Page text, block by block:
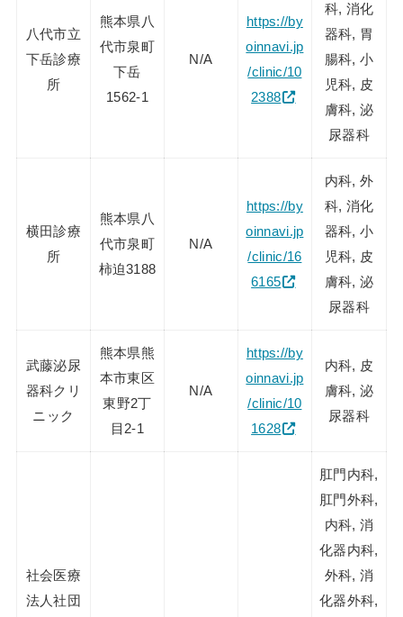
八代市立
下岳診療
所
熊本県八
代市泉町
下岳
1562-1
N/A
https://by
oinnavi.jp
/clinic/10
2388
科, 消化
器科, 胃
腸科, 小
児科, 皮
膚科, 泌
尿器科
横田診療
所
熊本県八
代市泉町
柿迫3188
N/A
https://by
oinnavi.jp
/clinic/16
6165
内科, 外
科, 消化
器科, 小
児科, 皮
膚科, 泌
尿器科
武藤泌尿
器科クリ
ニック
熊本県熊
本市東区
東野2丁
目2-1
N/A
https://by
oinnavi.jp
/clinic/10
1628
内科, 皮
膚科, 泌
尿器科
社会医療
法人社団
肛門内科,
肛門外科,
内科, 消
化器内科,
外科, 消
化器外科,